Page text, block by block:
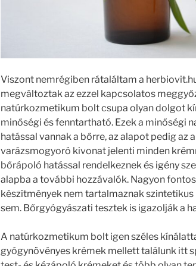
Viszont nemrégiben rátaláltam a
megváltoztak az ezzel kapcsolatos
natúrkozmetikum bolt csupa olyan dolgot
minőségi és fenntartható. Ezek a minőségi
hatással vannak a bőrre, az alapot pedig az
varázsmogyoró kivonat jelenti minden
bőrápoló hatással rendelkeznek és igény
alapba a további hozzávalók. Nagyon
készítmények nem tartalmaznak
sem. Bőrgyógyászati tesztek is igazolják a
A natúrkozmetikum bolt igen széles
gyógynövényes krémek mellett találunk itt